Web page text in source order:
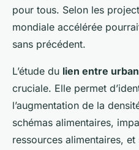
pour tous. Selon les
mondiale accélérée
sans précédent.
L’étude du lien entre
cruciale. Elle permet
l’augmentation de la
schémas alimentaires,
ressources alimentaires,